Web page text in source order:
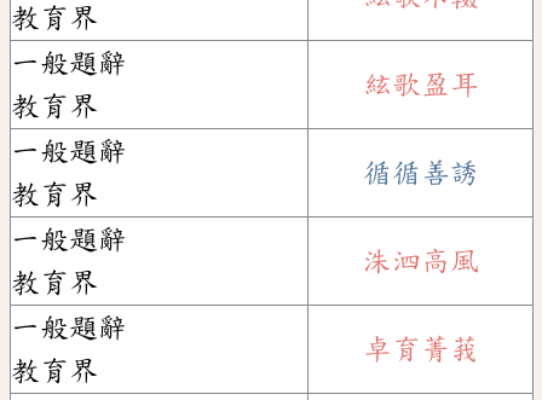
教育界
一般題辭
教育界
絃歌盈耳
一般題辭
教育界
循循善誘
一般題辭
教育界
洙泗高風
一般題辭
教育界
卓育菁莪